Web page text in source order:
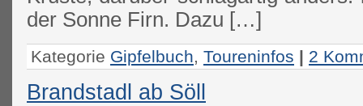
der Sonne Firn. Dazu […]
Kategorie Gipfelbuch, Toureninfos | 2
Brandstadl ab Söll